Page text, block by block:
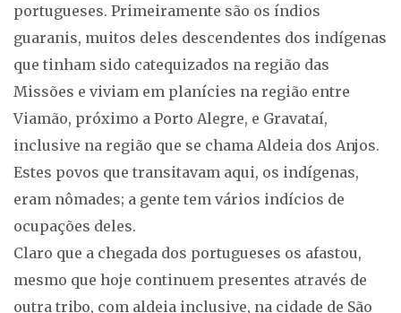
portugueses. Primeiramente são os índios
guaranis, muitos deles descendentes dos indígenas
que tinham sido catequizados na região das
Missões e viviam em planícies na região entre
Viamão, próximo a Porto Alegre, e Gravataí,
inclusive na região que se chama Aldeia dos Anjos.
Estes povos que transitavam aqui, os indígenas,
eram nômades; a gente tem vários indícios de
ocupações deles.
Claro que a chegada dos portugueses os afastou,
mesmo que hoje continuem presentes através de
outra tribo, com aldeia inclusive, na cidade de São